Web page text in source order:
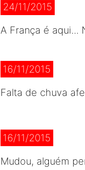
24/11/2015
A França é aqui...
16/11/2015
Falta de chuva
16/11/2015
Mudou, alguém